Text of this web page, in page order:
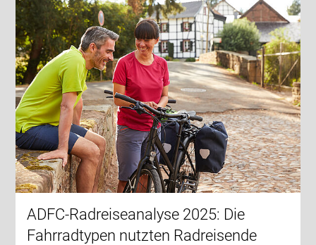
ADFC-Radreiseanalyse 2025: Die
Fahrradtypen nutzten Radreisende